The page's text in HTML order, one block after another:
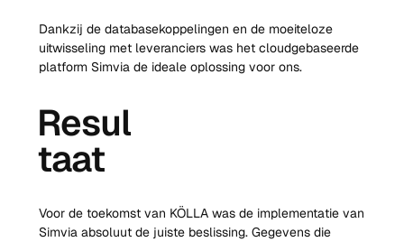
Dankzij de databasekoppelingen en de moeiteloze
uitwisseling met leveranciers was het cloudgebaseerde
platform Simvia de ideale oplossing voor ons.
Resul
taat
Voor de toekomst van KÖLLA was de implementatie van
Simvia absoluut de juiste beslissing. Gegevens die